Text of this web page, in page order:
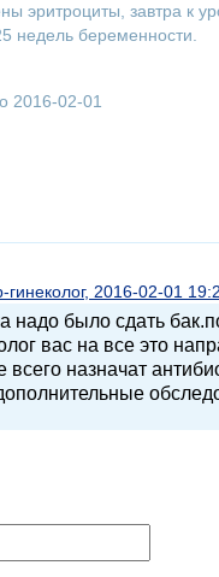
эритроциты, завтра к
недель беременности.
2016-02-01
2016-02-01
надо было сдать
вас на все это
всего назначат